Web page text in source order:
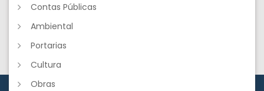
Contas Públicas
Ambiental
Portarias
Cultura
Obras